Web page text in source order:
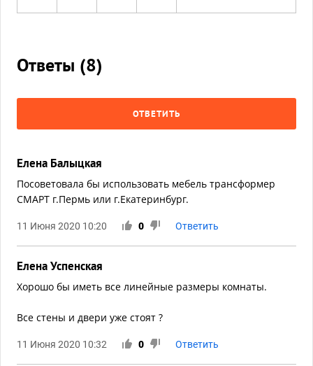
Ответы (8)
ОТВЕТИТЬ
Елена Балыцкая
Посоветовала бы использовать мебель трансформер
СМАРТ г.Пермь или г.Екатеринбург.
11 Июня 2020 10:20 0 Ответить
Елена Успенская
Хорошо бы иметь все линейные размеры комнаты.
Все стены и двери уже стоят ?
11 Июня 2020 10:32 0 Ответить